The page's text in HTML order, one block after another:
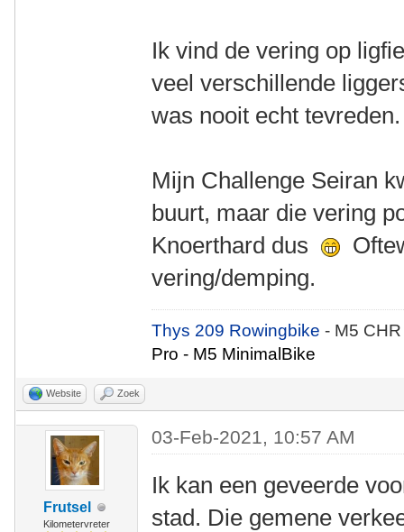
Ik vind de vering op
veel verschillende
was nooit echt
Mijn Challenge Seiran
buurt, maar die vering
Knoerthard dus
vering/demping.
Thys 209 Rowingbike- M5
Pro - M5 MinimalBike
Website Zoek
Frutsel
Kilometervreter
03-Feb-2021, 10:57 AM
Ik kan een geveerde
stad. Die gemene